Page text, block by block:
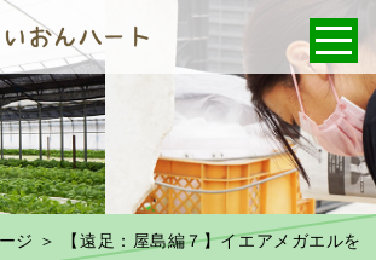
ジ ＞ 【遠足：屋島編７】イエアメガエルを